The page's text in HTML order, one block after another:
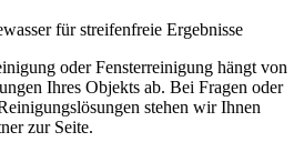
für streifenfreie Ergebnisse
oder Fensterreinigung hängt von
Ihres Objekts ab. Bei Fragen oder
stehen wir Ihnen
zur Seite.